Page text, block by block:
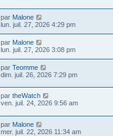
par Malone
lun. juil. 27, 2026 4:29 pm
par Malone
lun. juil. 27, 2026 3:08 pm
par Teomme
dim. juil. 26, 2026 7:29 pm
par theWatch
ven. juil. 24, 2026 9:56 am
par Malone
mer. juil. 22, 2026 11:34 am